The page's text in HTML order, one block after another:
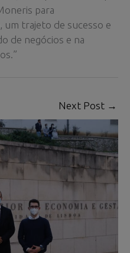
para
trajeto de sucesso e
de negócios e na
Next Post →